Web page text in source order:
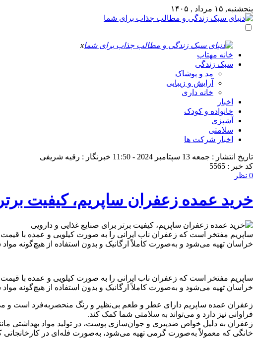
پنجشنبه, ۱۵ مرداد , ۱۴۰۵
x
خانه مهتاب
سبک زندگی
مد و پوشاک
آرایش و زیبایی
خانه داری
اخبار
خانواده و کودک
آشپزی
سلامتی
اخبار شرکت ها
تاریخ انتشار : جمعه 13 سپتامبر 2024 - 11:50
خبرنگار : رقیه شریفی
کد خبر : 5565
0 نظر
خرید عمده زعفران ساپریم، کیفیت
ساپریم مفتخر است که زعفران ناب ایرانی را به صورت کیلویی و عمده با
خراسان تهیه می‌شود و به‌صورت کاملاً ارگانیک و بدون استفاده از هیچ‌گونه
ساپریم مفتخر است که زعفران ناب ایرانی را به صورت کیلویی و عمده با
خراسان تهیه می‌شود و به‌صورت کاملاً ارگانیک و بدون استفاده از هیچ‌گونه
زعفران عمده ساپریم دارای عطر و طعم بی‌نظیر و رنگ منحصربه‌فرد است و
فراوانی نیز دارد و می‌تواند به سلامتی شما کمک کند.
زعفران به دلیل خواص ضدپیری و جوان‌سازی پوست، در تولید مواد بهداشتی
خانگی که معمولاً به‌صورت گرمی تهیه می‌شود، به‌صورت فله‌ای در کارخانجاتی که